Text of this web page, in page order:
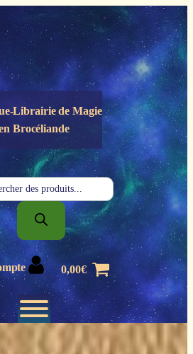
Librairie deMagie
Brocéliande
0,00€